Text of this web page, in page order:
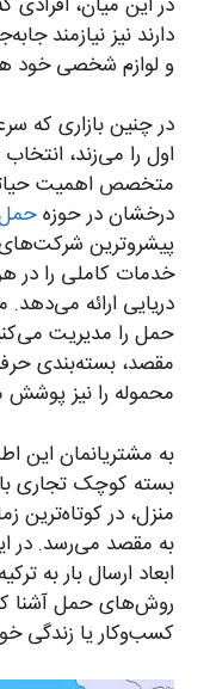
دارند نیز نیازمند
و لوازم شخصی خود
در چنین بازاری که
اول را می‌زند،
متخصص اهمیت
درخشان در حوزهحمل
پیشروترین شرکت‌های
خدمات کاملی را در
دریایی ارائه می‌دهد.
حمل را مدیریت
مقصد، بسته‌بندی
محموله را نیز
به مشتریانمان این
بسته کوچک تجاری
منزل، در کوتاه‌ترین
به مقصد می‌رسد. در
ابعاد ارسال بار به
روش‌های حمل آشنا
کسب‌وکار یا زندگی